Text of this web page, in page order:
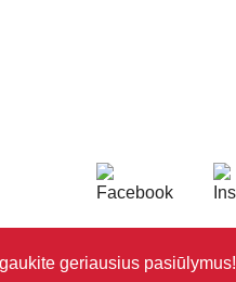
geriausius pasiūlymus!